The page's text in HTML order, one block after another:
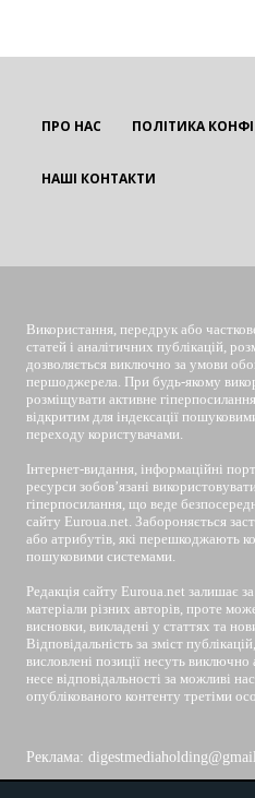
ПРО НАС ПОЛІТИКА
НАШІ КОНТАКТИ
Використання, передрук або
статей і аналітичних публікацій,
дозволяється виключно за умови
першоджерела. При будь-якому
розміщувати активне
відкритим для індексації
переходу користувачами.
Інтернет-видання, інформаційні
ресурси зобов’язані
гіперпосилання, що веде
сайту Euroua.net. Забороняється
або атрибутів, які перешкоджають
пошуковими системами.
Редакція сайту Euroua.net залишає
матеріали різних авторів, проте
висновки, викладені у статтях та
Відповідальність за зміст
висловлені позиції несуть виключно
несе відповідальності за можливі
опублікованого контенту третіми
Реклама: